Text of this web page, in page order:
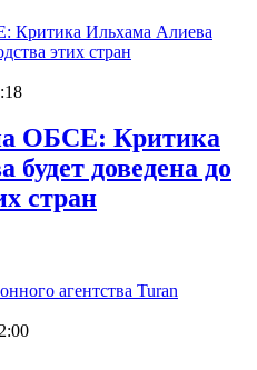
ОБСЕ: Критика
доведена до
стран